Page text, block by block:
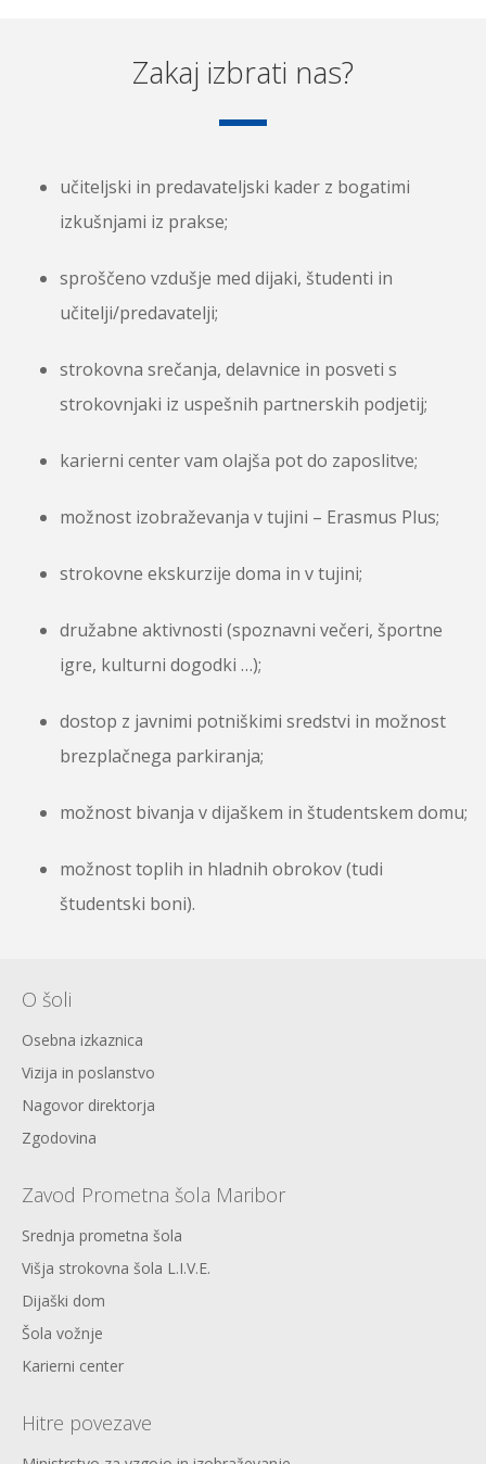
Zakaj izbrati nas?
učiteljski in predavateljski kader z bogatimi
izkušnjami iz prakse;
sproščeno vzdušje med dijaki, študenti in
učitelji/predavatelji;
strokovna srečanja, delavnice in posveti s
strokovnjaki iz uspešnih partnerskih podjetij;
karierni center vam olajša pot do zaposlitve;
možnost izobraževanja v tujini – Erasmus Plus;
strokovne ekskurzije doma in v tujini;
družabne aktivnosti (spoznavni večeri, športne
igre, kulturni dogodki …);
dostop z javnimi potniškimi sredstvi in možnost
brezplačnega parkiranja;
možnost bivanja v dijaškem in študentskem domu;
možnost toplih in hladnih obrokov (tudi
študentski boni).
O šoli
Osebna izkaznica
Vizija in poslanstvo
Nagovor direktorja
Zgodovina
Zavod Prometna šola Maribor
Srednja prometna šola
Višja strokovna šola L.I.V.E.
Dijaški dom
Šola vožnje
Karierni center
Hitre povezave